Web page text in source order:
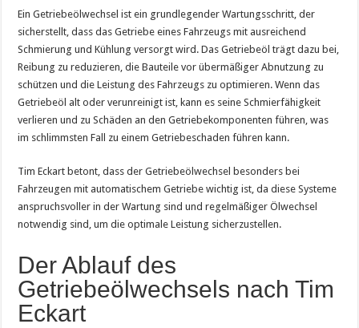
Ein Getriebeölwechsel ist ein grundlegender Wartungsschritt, der
sicherstellt, dass das Getriebe eines Fahrzeugs mit ausreichend
Schmierung und Kühlung versorgt wird. Das Getriebeöl trägt dazu bei,
Reibung zu reduzieren, die Bauteile vor übermäßiger Abnutzung zu
schützen und die Leistung des Fahrzeugs zu optimieren. Wenn das
Getriebeöl alt oder verunreinigt ist, kann es seine Schmierfähigkeit
verlieren und zu Schäden an den Getriebekomponenten führen, was
im schlimmsten Fall zu einem Getriebeschaden führen kann.
Tim Eckart betont, dass der Getriebeölwechsel besonders bei
Fahrzeugen mit automatischem Getriebe wichtig ist, da diese Systeme
anspruchsvoller in der Wartung sind und regelmäßiger Ölwechsel
notwendig sind, um die optimale Leistung sicherzustellen.
Der Ablauf des
Getriebeölwechsels nach Tim
Eckart